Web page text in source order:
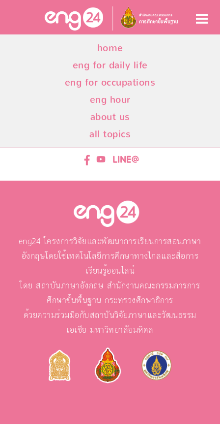
home
eng for daily life
eng for occupations
eng hour
about us
all topics
eng24 โครงการวิจัยและพัฒนาการเรียนการสอนภาษา
อังกฤษโดยใช้เทคโนโลยีการศึกษาทางไกลและสื่อการ
เรียนรู้ออนไลน์
โดย สถาบันภาษาอังกฤษ สำนักงานคณะกรรมการการ
ศึกษาขั้นพื้นฐาน กระทรวงศึกษาธิการ
ด้วยความร่วมมือกับสถาบันวิจัยภาษาและวัฒนธรรม
เอเชีย มหาวิทยาลัยมหิดล